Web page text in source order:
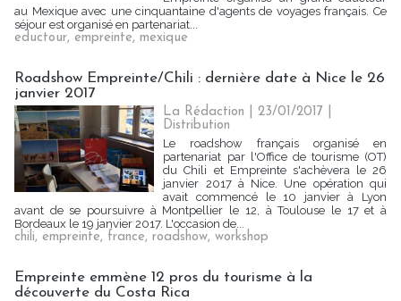
au Mexique avec une cinquantaine d'agents de voyages français. Ce
séjour est organisé en partenariat...
eductour, empreinte, mexique
Roadshow Empreinte/Chili : dernière date à Nice le 26
janvier 2017
La Rédaction | 23/01/2017
Distribution
Le roadshow français organisé en
partenariat par l'Office de tourisme (OT)
du Chili et Empreinte s'achèvera le 26
janvier 2017 à Nice. Une opération qui
avait commencé le 10 janvier à Lyon
avant de se poursuivre à Montpellier le 12, à Toulouse le 17 et à
Bordeaux le 19 janvier 2017. L'occasion de...
chili, empreinte, france, roadshow, workshop
Empreinte emmène 12 pros du tourisme à la
découverte du Costa Rica